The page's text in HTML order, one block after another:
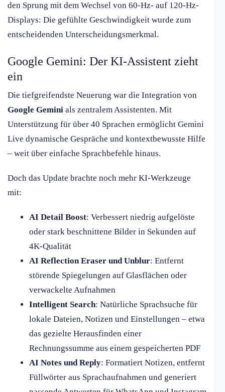
den Sprung mit dem Wechsel von 60-Hz- auf 120-Hz-
Displays: Die gefühlte Geschwindigkeit wurde zum
entscheidenden Unterscheidungsmerkmal.
Google Gemini: Der KI-Assistent zieht
ein
Die tiefgreifendste Neuerung war die Integration von
Google Gemini als zentralem Assistenten. Mit
Unterstützung für über 40 Sprachen ermöglicht Gemini
Live dynamische Gespräche und kontextbewusste Hilfe
– weit über einfache Sprachbefehle hinaus.
Doch das Update brachte noch mehr KI-Werkzeuge
mit:
AI Detail Boost: Verbessert niedrig aufgelöste
oder stark beschnittene Bilder in Sekunden auf
4K-Qualität
AI Reflection Eraser und Unblur: Entfernt
störende Spiegelungen auf Glasflächen oder
verwackelte Aufnahmen
Intelligent Search: Natürliche Sprachsuche für
lokale Dateien, Notizen und Einstellungen – etwa
das gezielte Herausfinden einer
Rechnungssumme aus einem gespeicherten PDF
AI Notes und Reply: Formatiert Notizen, entfernt
Füllwörter aus Sprachaufnahmen und generiert